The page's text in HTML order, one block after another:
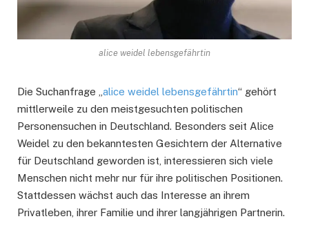
alice weidel lebensgefährtin
Die Suchanfrage „alice weidel lebensgefährtin“ gehört
mittlerweile zu den meistgesuchten politischen
Personensuchen in Deutschland. Besonders seit Alice
Weidel zu den bekanntesten Gesichtern der Alternative
für Deutschland geworden ist, interessieren sich viele
Menschen nicht mehr nur für ihre politischen Positionen.
Stattdessen wächst auch das Interesse an ihrem
Privatleben, ihrer Familie und ihrer langjährigen Partnerin.